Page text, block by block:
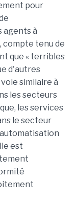
pour
agents à
compte tenu de
que « terribles
d'autres
similaire à
les secteurs
les services
le secteur
est